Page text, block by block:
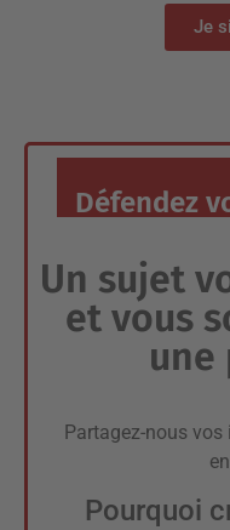
Je
Défendez
Un sujet
et vous
une
Partagez-nous
en
Pourquoi